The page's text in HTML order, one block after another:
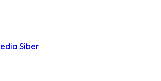
Siber